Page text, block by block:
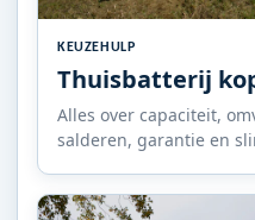
KEUZEHULP
Thuisbatterij
Alles over capaciteit,
salderen, garantie en